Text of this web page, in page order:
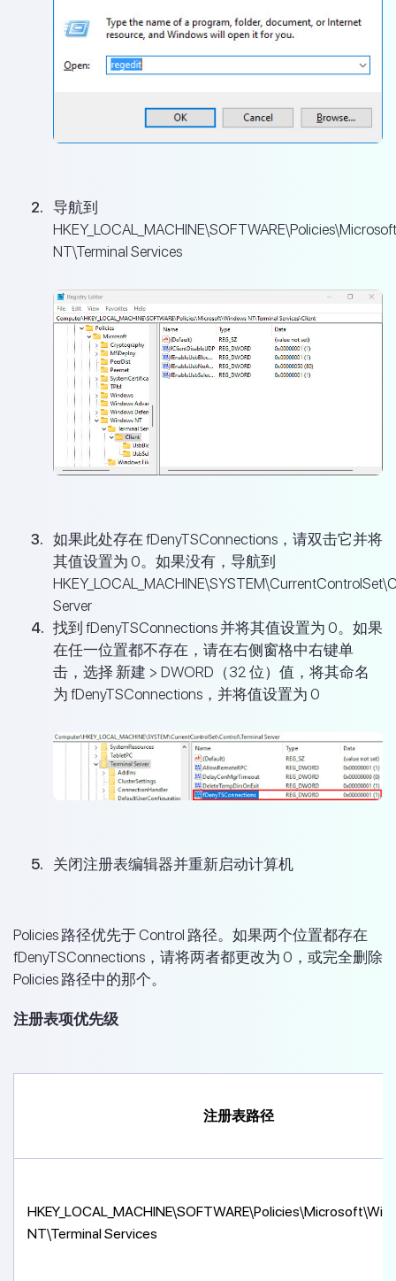
导航到
NT\Terminal Services
如果此处存在 fDenyTSConnections，请双击它并将
其值设置为 0。如果没有，导航到
Server
找到 fDenyTSConnections 并将其值设置为 0。如果
在任一位置都不存在，请在右侧窗格中右键单
击，选择 新建 > DWORD（32 位）值，将其命名
为 fDenyTSConnections，并将值设置为 0
关闭注册表编辑器并重新启动计算机
Policies 路径优先于 Control 路径。如果两个位置都存在
fDenyTSConnections，请将两者都更改为 0，或完全删除
Policies 路径中的那个。
注册表项优先级
注册表路径
NT\Terminal Services